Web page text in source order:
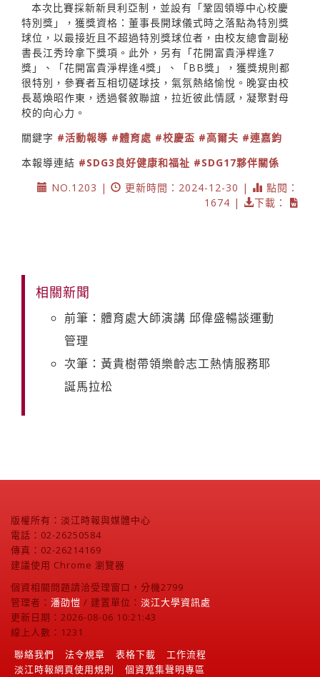
本次比賽採新新貝利亞制，並設有「鞏固領導中心校慶
特別獎」，獲獎資格：董事長開球儀式時之落點為特別獎
球位，以最接近且不超過特別獎球位者，由校友總會副秘
書長江秀玲拿下獎項。此外，另有「花開富貴淨桿逢7
獎」、「花開富貴淨桿逢4獎」、「BB獎」，獲獎規則都
很特別，參賽者互相切磋球技，氣氛熱絡愉悅。晚宴由校
長葛煥昭作東，透過餐敘聯誼，拉近彼此情感，凝聚對母
校的向心力。
關鍵字 #活動報導 #體育處 #校慶盃 #高爾夫 #連嘉鈞
本報導連結 #SDG3良好健康和福祉 #SDG17夥伴關係
NO.1203 |
更新時間：2024-12-30 |
點閱：
1674 |
下載：
相關新聞
前筆：體育處大師演講 邱偉盛暢談運動
管理
次筆：黃貴樹帶領樂齡志工熱情服務耶
誕馬拉松
版權所有：淡江時報與媒體中心
電話：02-26250584
傳真：02-26214169
建議使用 Chrome 瀏覽器
個資相關問題請洽受理窗口，分機2799
管理者： 潘劭愷 / 建置單位： 淡江大學資訊處
更新日期：2026-08-06 10:21:43
線上人數：1231
聯絡我們
法令規章 表格下載
工作流程
淡江時報網頁使用規則
個資蒐集聲明專區